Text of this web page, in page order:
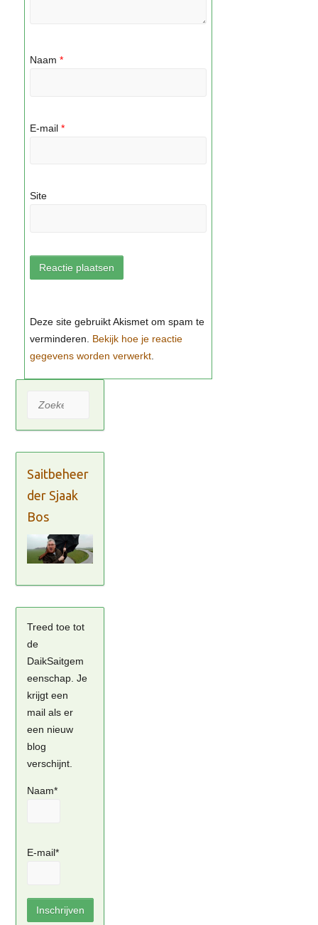
Naam *
E-mail *
Site
Bekijk hoe je reactie
gegevens worden verwerkt
Zoeken
Saitbeheer
der Sjaak
Bos
Treed toe tot
de
DaikSaitgem
eenschap. Je
krijgt een
mail als er
een nieuw
blog
verschijnt.
Naam*
E-mail*